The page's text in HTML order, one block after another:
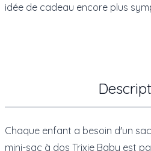
idée de cadeau encore plus
Chaque enfant a besoin d'un
mini-sac à dos Trixie Baby est